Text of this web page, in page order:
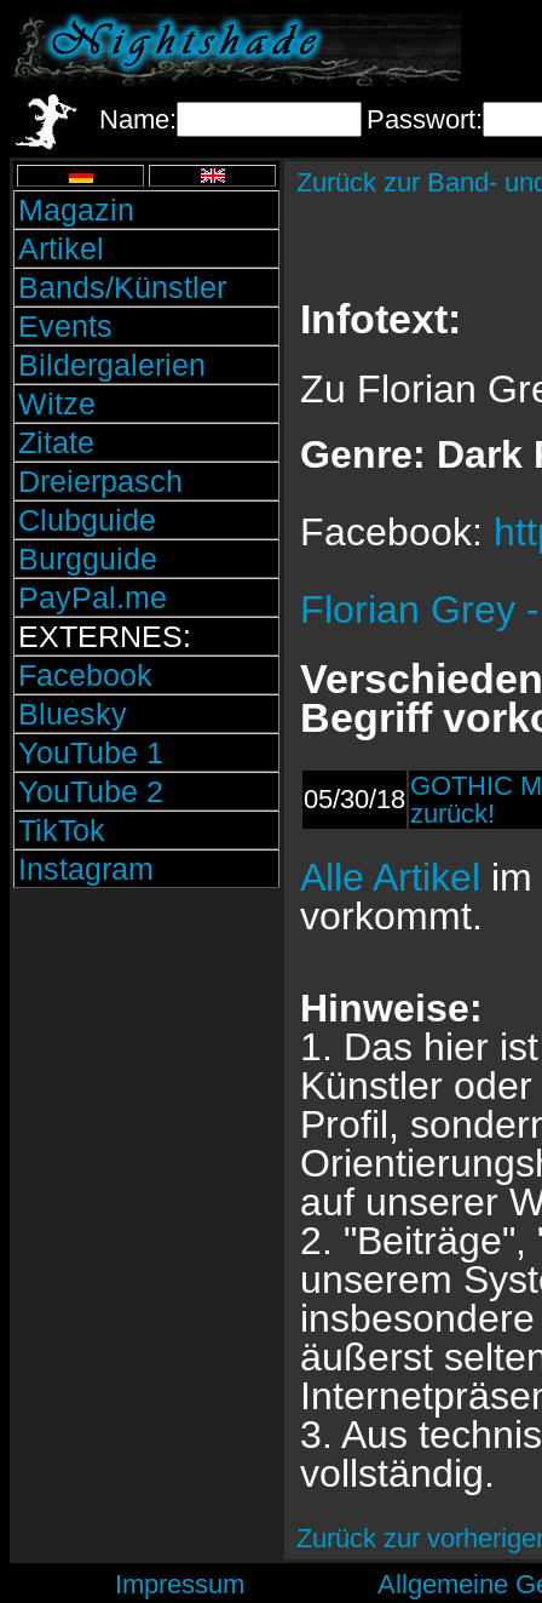
Name: Passwort:
Magazin
Artikel
Bands/Künstler
Events
Bildergalerien
Witze
Zitate
Dreierpasch
Clubguide
Burgguide
PayPal.me
EXTERNES:
Facebook
Bluesky
YouTube 1
YouTube 2
TikTok
Instagram
Zurück zur Band-
Infotext:
Zu Florian
Genre: Dark
Facebook:
Florian Grey
Begriff
05/30/18 GOTHIC
zurück!
Alle Artikel
vorkommt.
Hinweise:
1. Das hier
Künstler
Profil,
auf unserer
2. "Beiträge",
unserem
äußerst
3. Aus
vollständig.
Zurück zur
Impressum
Allgemeine